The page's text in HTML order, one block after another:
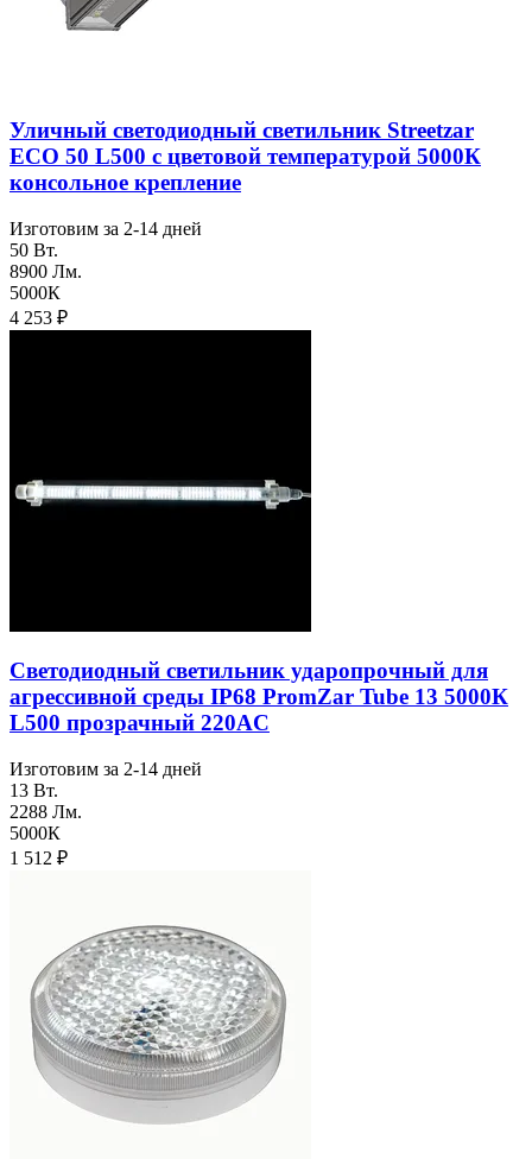
Уличный светодиодный светильник Streetzar
ECO 50 L500 с цветовой температурой 5000К
консольное крепление
Изготовим за 2-14 дней
50 Вт.
8900 Лм.
5000К
4 253 ₽
Светодиодный светильник ударопрочный для
агреcсивной среды IP68 PromZar Tube 13 5000К
L500 прозрачный 220AC
Изготовим за 2-14 дней
13 Вт.
2288 Лм.
5000К
1 512 ₽